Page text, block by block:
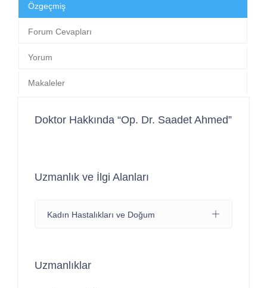
Özgeçmiş
Forum Cevapları
Yorum
Makaleler
Doktor Hakkında “Op. Dr. Saadet Ahmed”
Uzmanlık ve İlgi Alanları
Kadın Hastalıkları ve Doğum
Uzmanlıklar